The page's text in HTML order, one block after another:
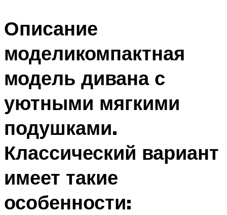
Описание
моделикомпактная
модель дивана с
уютными мягкими
подушками.
Классический вариант
имеет такие
особенности: